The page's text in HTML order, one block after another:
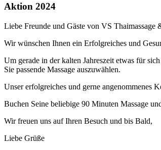
Aktion 2024
Liebe Freunde und Gäste von VS Thaimassage
Wir wünschen Ihnen ein Erfolgreiches und
Um gerade in der kalten Jahreszeit etwas für
Sie passende Massage auszuwählen.
Unser erfolgreiches und gerne angenommenes
Buchen Seine beliebige 90 Minuten Massage
Wir freuen uns auf Ihren Besuch und bis Bald,
Liebe Grüße